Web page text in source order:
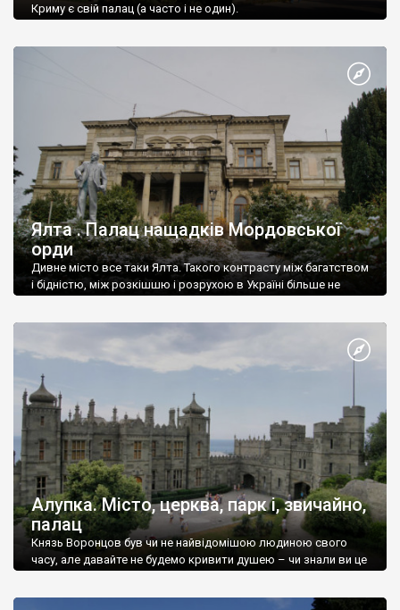
Криму є свій палац (а часто і не один).
Ялта . Палац нащадків Мордовської
орди
Дивне місто все таки Ялта. Такого контрасту між багатством
і бідністю, між розкішшю і розрухою в Україні більше не
Алупка. Місто, церква, парк і, звичайно,
палац
Князь Воронцов був чи не найвідомішою людиною свого
часу, але давайте не будемо кривити душею – чи знали ви це